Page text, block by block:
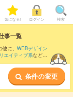
気になる! ログイン 検索
事一覧
に、 WEBデザイン
エイティブ系などを
のお仕事とは？と
条件の変更